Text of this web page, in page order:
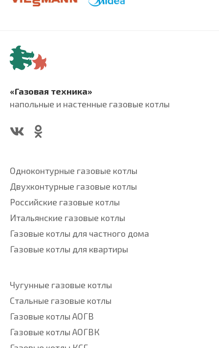
«Газовая техника»
напольные и настенные газовые котлы
Одноконтурные газовые котлы
Двухконтурные газовые котлы
Российские газовые котлы
Итальянские газовые котлы
Газовые котлы для частного дома
Газовые котлы для квартиры
Чугунные газовые котлы
Стальные газовые котлы
Газовые котлы АОГВ
Газовые котлы АОГВК